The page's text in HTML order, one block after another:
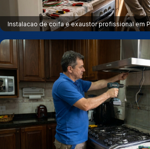
Instalacao de coifa e exaustor profissional em